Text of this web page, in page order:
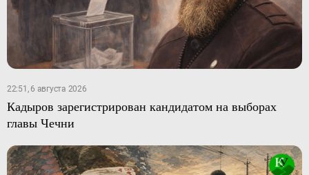
22:51, 6 августа 2026
Кадыров зарегистрирован кандидатом на выборах
главы Чечни